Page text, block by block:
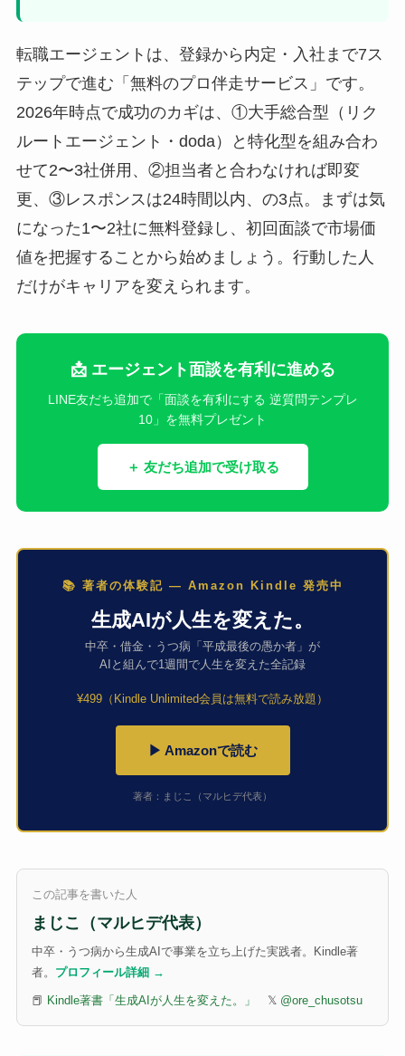
転職エージェントは、登録から内定・入社まで7ス
テップで進む「無料のプロ伴走サービス」です。
2026年時点で成功のカギは、①大手総合型（リク
ルートエージェント・doda）と特化型を組み合わ
せて2〜3社併用、②担当者と合わなければ即変
更、③レスポンスは24時間以内、の3点。まずは気
になった1〜2社に無料登録し、初回面談で市場価
値を把握することから始めましょう。行動した人
だけがキャリアを変えられます。
📩 エージェント面談を有利に進める
LINE友だち追加で「面談を有利にする 逆質問テンプレ
10」を無料プレゼント
＋ 友だち追加で受け取る
📚 著者の体験記 — Amazon Kindle 発売中
生成AIが人生を変えた。
中卒・借金・うつ病「平成最後の愚か者」が
AIと組んで1週間で人生を変えた全記録
¥499（Kindle Unlimited会員は無料で読み放題）
▶ Amazonで読む
著者：まじこ（マルヒデ代表）
この記事を書いた人
まじこ（マルヒデ代表）
中卒・うつ病から生成AIで事業を立ち上げた実践者。Kindle著
者。 プロフィール詳細 →
📕 Kindle著書「生成AIが人生を変えた。」 𝕏 @ore_chusotsu